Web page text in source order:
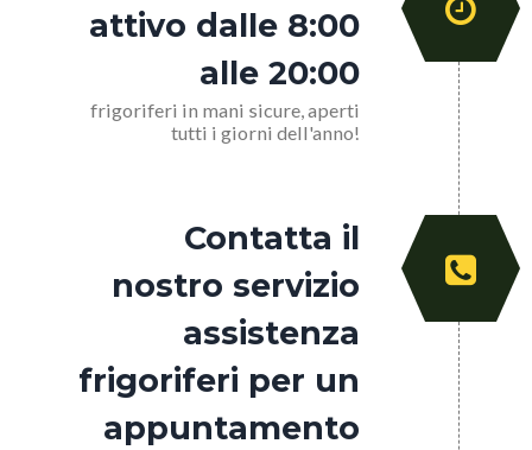
attivo dalle 8:00
alle 20:00
frigoriferi in mani sicure, aperti
tutti i giorni dell'anno!
Contatta il
nostro servizio
assistenza
frigoriferi per un
appuntamento